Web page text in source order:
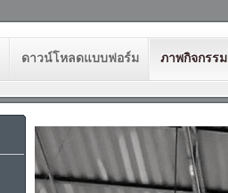
ดาวน์โหลดแบบฟอร์ม ภาพกิจกรรม